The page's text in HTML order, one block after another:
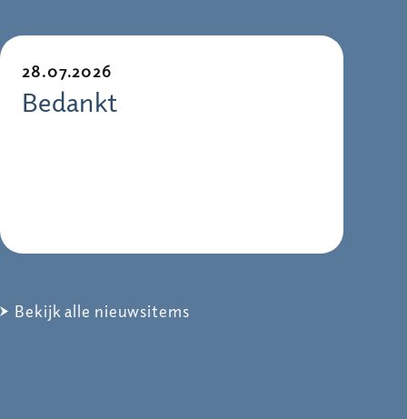
28.07.2026
Bedankt
Bekijk alle nieuwsitems